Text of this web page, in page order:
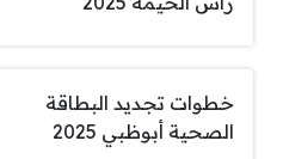
خطوات تجديد البطاقة
الصحية أبوظبي 2025